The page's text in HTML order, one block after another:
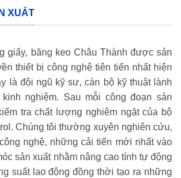
XUẤT
giấy, băng keo Châu Thành được sản
thiết bị công nghệ tiên tiến nhất hiện
là đội ngũ kỹ sư, cán bộ kỹ thuật lành
nghiệm. Sau mỗi công đoạn sản
tra chất lượng nghiêm ngặt của bộ
Chúng tôi thường xuyên nghiên cứu,
nghệ, những cải tiến mới nhất vào
sản xuất nhằm nâng cao tính tự động
suất lao động đồng thời tạo ra những